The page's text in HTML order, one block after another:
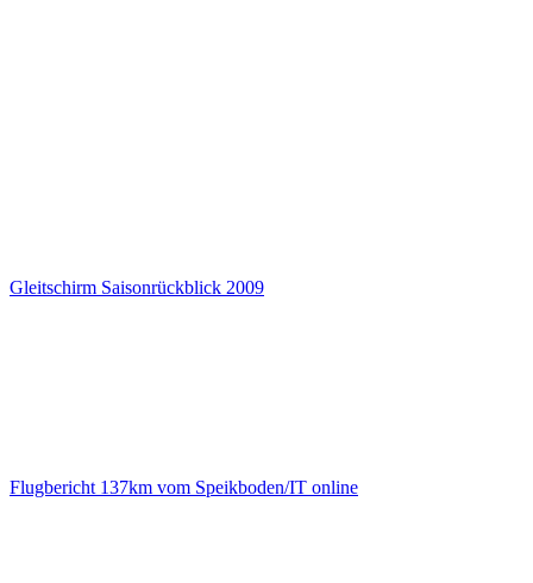
Gleitschirm Saisonrückblick 2009
Flugbericht 137km vom Speikboden/IT online